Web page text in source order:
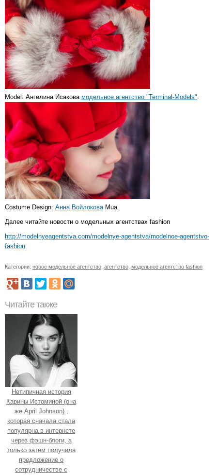
Model: Ангелина Исакова модельное агентство "Terminal-Models".
Costume Design: Анна ВойлоковаMua.
Далее читайте новости о модельных агентствах fashion
http://modelnyeagentstva.com/modelnye-agentstva/modelnoe-agentstvo-
fashion
Категории: новое модельное агентство агентство модельное агентство fashion
Читайте также
Нетипичная история
Карины Истоминой (она
же April Johnson) ,
которая сначала стала
популярна в интернете
через фэшн-блоги, а
только затем получила
предложение о
сотрудничестве с